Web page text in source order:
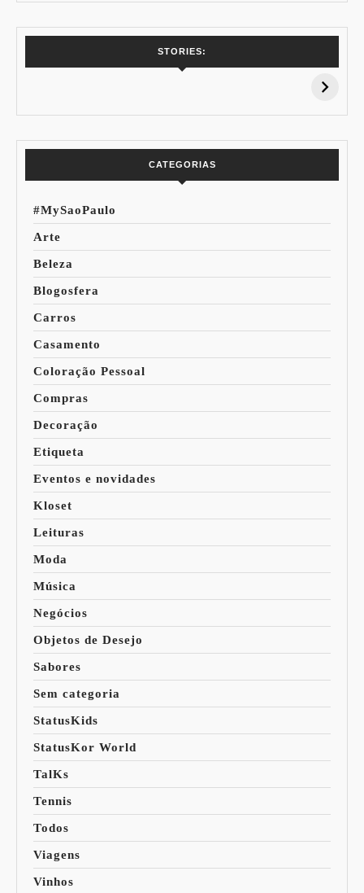
STORIES:
15% de
Pessoal: Os
CATEGORIAS
#MySaoPaulo
Arte
Beleza
Blogosfera
Carros
Casamento
Coloração Pessoal
Compras
Decoração
Etiqueta
Eventos e novidades
Kloset
Leituras
Moda
Música
Negócios
Objetos de Desejo
Sabores
Sem categoria
StatusKids
StatusKor World
TalKs
Tennis
Todos
Viagens
Vinhos